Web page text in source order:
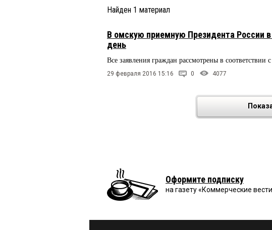
Найден 1 материал
В омскую приемную Президента России
день
Все заявления граждан рассмотрены в соответствии
29 февраля 2016 15:16 0 4077
Оформите подписку
на газету «Коммерческие